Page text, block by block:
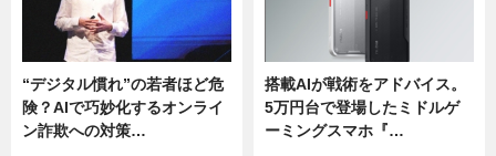
“デジタル慣れ”の若者ほど危
険？AIで巧妙化するオンライ
ン詐欺への対策…
搭載AIが戦術をアドバイス。
5万円台で登場したミドルゲ
ーミングスマホ『…